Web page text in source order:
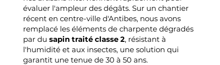
évaluer l'ampleur des dégâts. Sur un chantier
récent en centre-ville d'Antibes, nous avons
remplacé les éléments de charpente dégradés
par du sapin traité classe 2, résistant à
l'humidité et aux insectes, une solution qui
garantit une tenue de 30 à 50 ans.